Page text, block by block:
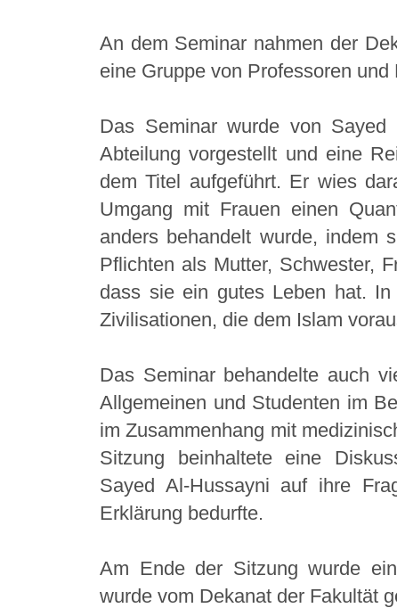
An dem Seminar nahmen der
eine Gruppe von Professoren und
Das Seminar wurde von Sayed
Abteilung vorgestellt und eine
dem Titel aufgeführt. Er wies
Umgang mit Frauen einen
anders behandelt wurde, indem
Pflichten als Mutter, Schwester,
dass sie ein gutes Leben hat.
Zivilisationen, die dem Islam
Das Seminar behandelte auch
Allgemeinen und Studenten im
im Zusammenhang mit
Sitzung beinhaltete eine
Sayed Al-Hussayni auf ihre
Erklärung bedurfte.
Am Ende der Sitzung wurde
wurde vom Dekanat der Fakultät